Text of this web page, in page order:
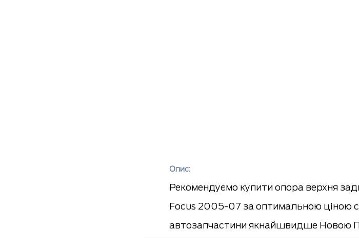
Опис:
Рекомендуємо купити опора верхня
Focus 2005-07 за оптимальною ціною
автозапчастини якнайшвидше Новою